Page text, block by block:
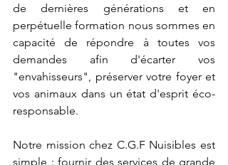
de dernières générations et en
perpétuelle formation nous sommes en
capacité de répondre à toutes vos
demandes afin d'écarter vos
"envahisseurs", préserver votre foyer et
vos animaux dans un état d'esprit éco-
responsable.
Notre mission chez C.G.F Nuisibles est
simple : fournir des services de grande